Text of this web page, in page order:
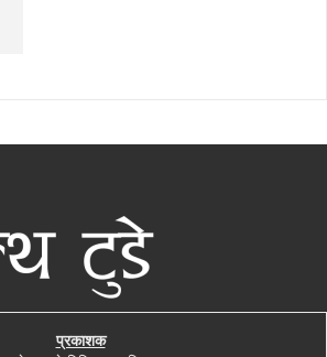
प्रकाशक